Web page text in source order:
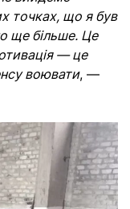
точках, що я був
ще більше. Це
— це
воювати, —